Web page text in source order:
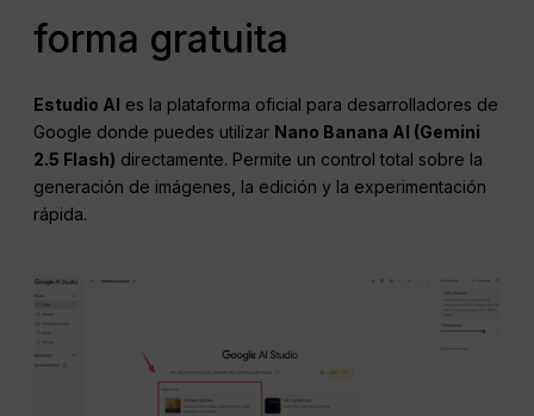
forma gratuita
Estudio AI es la plataforma oficial para desarrolladores de
Google donde puedes utilizar Nano Banana AI (Gemini
2.5 Flash) directamente. Permite un control total sobre la
generación de imágenes, la edición y la experimentación
rápida.